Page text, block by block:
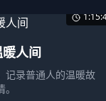
人间
记录普通人的温暖故